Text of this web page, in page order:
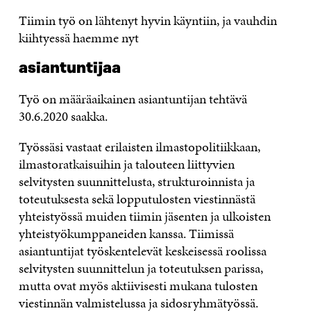
Tiimin työ on lähtenyt hyvin käyntiin, ja vauhdin
kiihtyessä haemme nyt
asiantuntijaa
Työ on määräaikainen asiantuntijan tehtävä
30.6.2020 saakka.
Työssäsi vastaat erilaisten ilmastopolitiikkaan,
ilmastoratkaisuihin ja talouteen liittyvien
selvitysten suunnittelusta, strukturoinnista ja
toteutuksesta sekä lopputulosten viestinnästä
yhteistyössä muiden tiimin jäsenten ja ulkoisten
yhteistyökumppaneiden kanssa. Tiimissä
asiantuntijat työskentelevät keskeisessä roolissa
selvitysten suunnittelun ja toteutuksen parissa,
mutta ovat myös aktiivisesti mukana tulosten
viestinnän valmistelussa ja sidosryhmätyössä.